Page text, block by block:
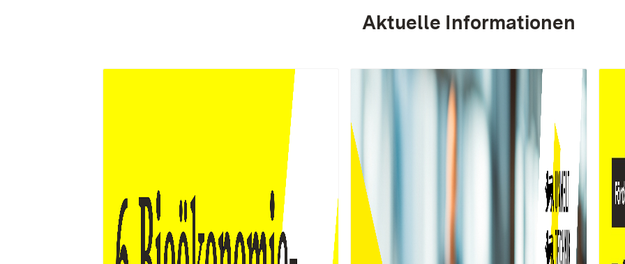
Aktuelle Informationen